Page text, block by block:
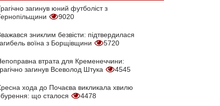
загинув юний футболіст з
9020
зниклим безвісти: підтвердилася
воїна з Борщівщини
5720
втрата для Кременеччини:
загинув Всеволод Штука
4545
хода до Почаєва викликала хвилю
що сталося
4478